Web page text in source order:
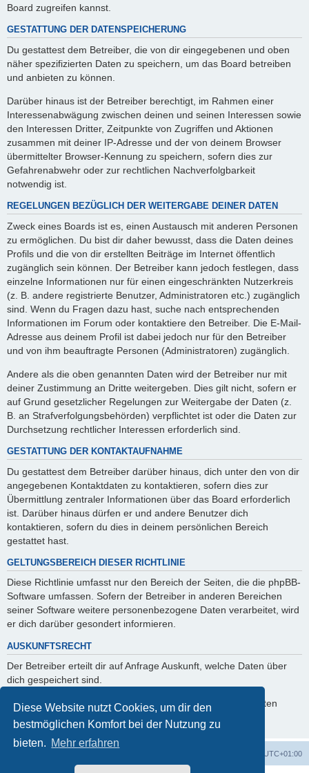
Diese Website nutzt Cookies, um dir den
bestmöglichen Komfort bei der Nutzung zu
bieten. Mehr erfahren
Board zugreifen kannst.
GESTATTUNG DER DATENSPEICHERUNG
Du gestattest dem Betreiber, die von dir eingegebenen und oben
näher spezifizierten Daten zu speichern, um das Board betreiben
und anbieten zu können.
Darüber hinaus ist der Betreiber berechtigt, im Rahmen einer
Interessenabwägung zwischen deinen und seinen Interessen sowie
den Interessen Dritter, Zeitpunkte von Zugriffen und Aktionen
zusammen mit deiner IP-Adresse und der von deinem Browser
übermittelter Browser-Kennung zu speichern, sofern dies zur
Gefahrenabwehr oder zur rechtlichen Nachverfolgbarkeit
notwendig ist.
REGELUNGEN BEZÜGLICH DER WEITERGABE DEINER DATEN
Zweck eines Boards ist es, einen Austausch mit anderen Personen
zu ermöglichen. Du bist dir daher bewusst, dass die Daten deines
Profils und die von dir erstellten Beiträge im Internet öffentlich
zugänglich sein können. Der Betreiber kann jedoch festlegen, dass
einzelne Informationen nur für einen eingeschränkten Nutzerkreis
(z. B. andere registrierte Benutzer, Administratoren etc.) zugänglich
sind. Wenn du Fragen dazu hast, suche nach entsprechenden
Informationen im Forum oder kontaktiere den Betreiber. Die E-Mail-
Adresse aus deinem Profil ist dabei jedoch nur für den Betreiber
und von ihm beauftragte Personen (Administratoren) zugänglich.
Andere als die oben genannten Daten wird der Betreiber nur mit
deiner Zustimmung an Dritte weitergeben. Dies gilt nicht, sofern er
auf Grund gesetzlicher Regelungen zur Weitergabe der Daten (z.
B. an Strafverfolgungsbehörden) verpflichtet ist oder die Daten zur
Durchsetzung rechtlicher Interessen erforderlich sind.
GESTATTUNG DER KONTAKTAUFNAHME
Du gestattest dem Betreiber darüber hinaus, dich unter den von dir
angegebenen Kontaktdaten zu kontaktieren, sofern dies zur
Übermittlung zentraler Informationen über das Board erforderlich
ist. Darüber hinaus dürfen er und andere Benutzer dich
kontaktieren, sofern du dies in deinem persönlichen Bereich
gestattet hast.
GELTUNGSBEREICH DIESER RICHTLINIE
Diese Richtlinie umfasst nur den Bereich der Seiten, die die phpBB-
Software umfassen. Sofern der Betreiber in anderen Bereichen
seiner Software weitere personenbezogene Daten verarbeitet, wird
er dich darüber gesondert informieren.
AUSKUNFTSRECHT
Der Betreiber erteilt dir auf Anfrage Auskunft, welche Daten über
dich gespeichert sind.
Du kannst jederzeit die Löschung bzw. Sperrung deiner Daten
verlangen. Kontaktiere hierzu bitte den Betreiber.
UTC+01:00